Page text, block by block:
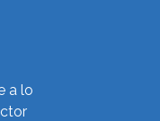
a lo